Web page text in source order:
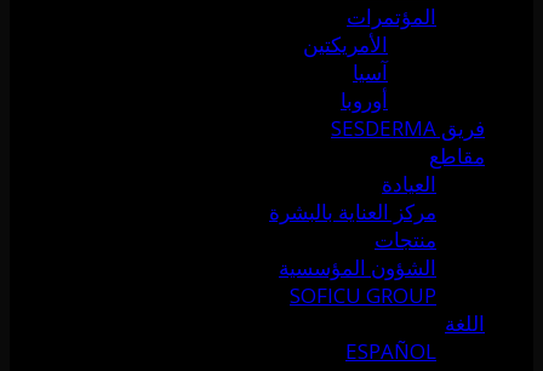
المؤتمرات
الأمريكتين
آسيا
أوروبا
فريق SESDERMA
مقاطع
العيادة
مركز العناية بالبشرة
منتجات
الشؤون المؤسسية
SOFICU GROUP
اللغة
ESPAÑOL